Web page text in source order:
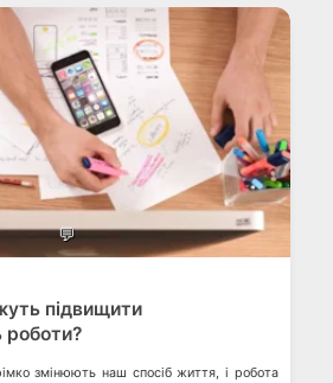
💬
підвищити
роботи?
змінюють наш спосіб життя, і робота